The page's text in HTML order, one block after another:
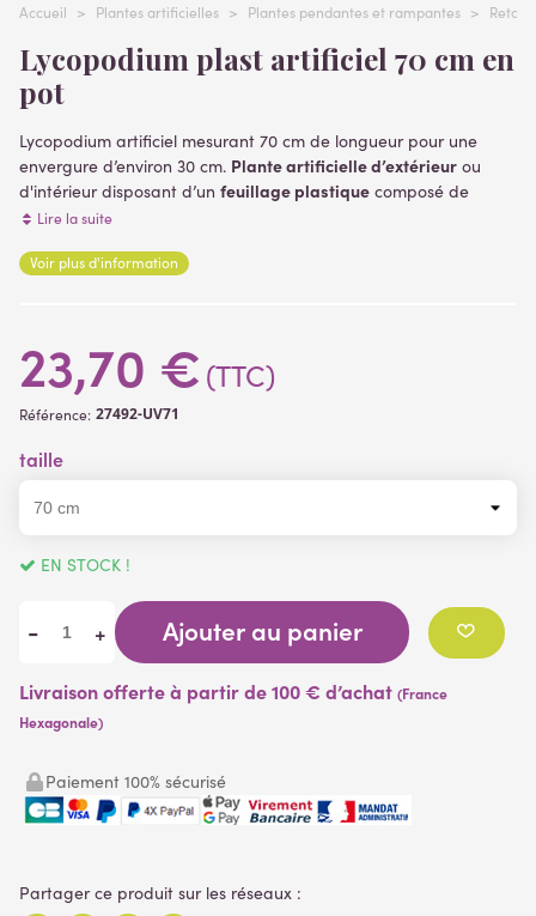
Accueil > Plantes artificielles > Plantes pendantes et rampantes >
Lycopodium plast artificiel 70 cm en
pot
Lycopodium artificiel mesurant 70 cm de longueur pour une
envergure d’environ 30 cm. Plante artificielle d’extérieur ou
d'intérieur disposant d’un feuillage plastique composé de
feuilles de différentes tailles et couleurs. Les tiges sont de
pot pvc noir d’une hauteur de 8.5 cm et d’un diamètre de 9 cm.
Lire la suite
Voir plus d'information
23,70 € (TTC)
Référence: 27492-UV71
taille
EN STOCK !
- + Ajouter au panier
Livraison offerte à partir de 100 € d’achat (France
Hexagonale)
Paiement 100% sécurisé